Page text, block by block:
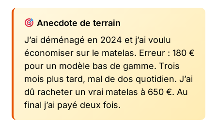
Anecdote de terrain
J’ai déménagé en 2024 et j’ai voulu
économiser sur le matelas. Erreur : 180 €
pour un modèle bas de gamme. Trois
mois plus tard, mal de dos quotidien. J’ai
dû racheter un vrai matelas à 650 €. Au
final j’ai payé deux fois.